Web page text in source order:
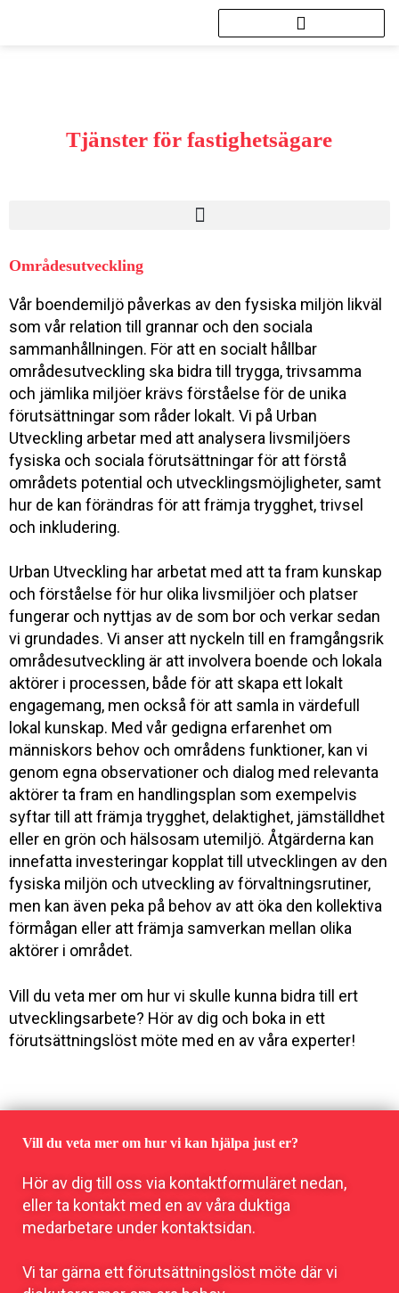
Tjänster för fastighetsägare
Områdesutveckling
Vår boendemiljö påverkas av den fysiska miljön likväl
som vår relation till grannar och den sociala
sammanhållningen. För att en socialt hållbar
områdesutveckling ska bidra till trygga, trivsamma
och jämlika miljöer krävs förståelse för de unika
förutsättningar som råder lokalt. Vi på Urban
Utveckling arbetar med att analysera livsmiljöers
fysiska och sociala förutsättningar för att förstå
områdets potential och utvecklingsmöjligheter, samt
hur de kan förändras för att främja trygghet, trivsel
och inkludering.
Urban Utveckling har arbetat med att ta fram kunskap
och förståelse för hur olika livsmiljöer och platser
fungerar och nyttjas av de som bor och verkar sedan
vi grundades. Vi anser att nyckeln till en framgångsrik
områdesutveckling är att involvera boende och lokala
aktörer i processen, både för att skapa ett lokalt
engagemang, men också för att samla in värdefull
lokal kunskap. Med vår gedigna erfarenhet om
människors behov och områdens funktioner, kan vi
genom egna observationer och dialog med relevanta
aktörer ta fram en handlingsplan som exempelvis
syftar till att främja trygghet, delaktighet, jämställdhet
eller en grön och hälsosam utemiljö. Åtgärderna kan
innefatta investeringar kopplat till utvecklingen av den
fysiska miljön och utveckling av förvaltningsrutiner,
men kan även peka på behov av att öka den kollektiva
förmågan eller att främja samverkan mellan olika
aktörer i området.
Vill du veta mer om hur vi skulle kunna bidra till ert
utvecklingsarbete? Hör av dig och boka in ett
förutsättningslöst möte med en av våra experter!
Vill du veta mer om hur vi kan hjälpa just er?
Hör av dig till oss via kontaktformuläret nedan,
eller ta kontakt med en av våra duktiga
medarbetare under kontaktsidan.
Vi tar gärna ett förutsättningslöst möte där vi